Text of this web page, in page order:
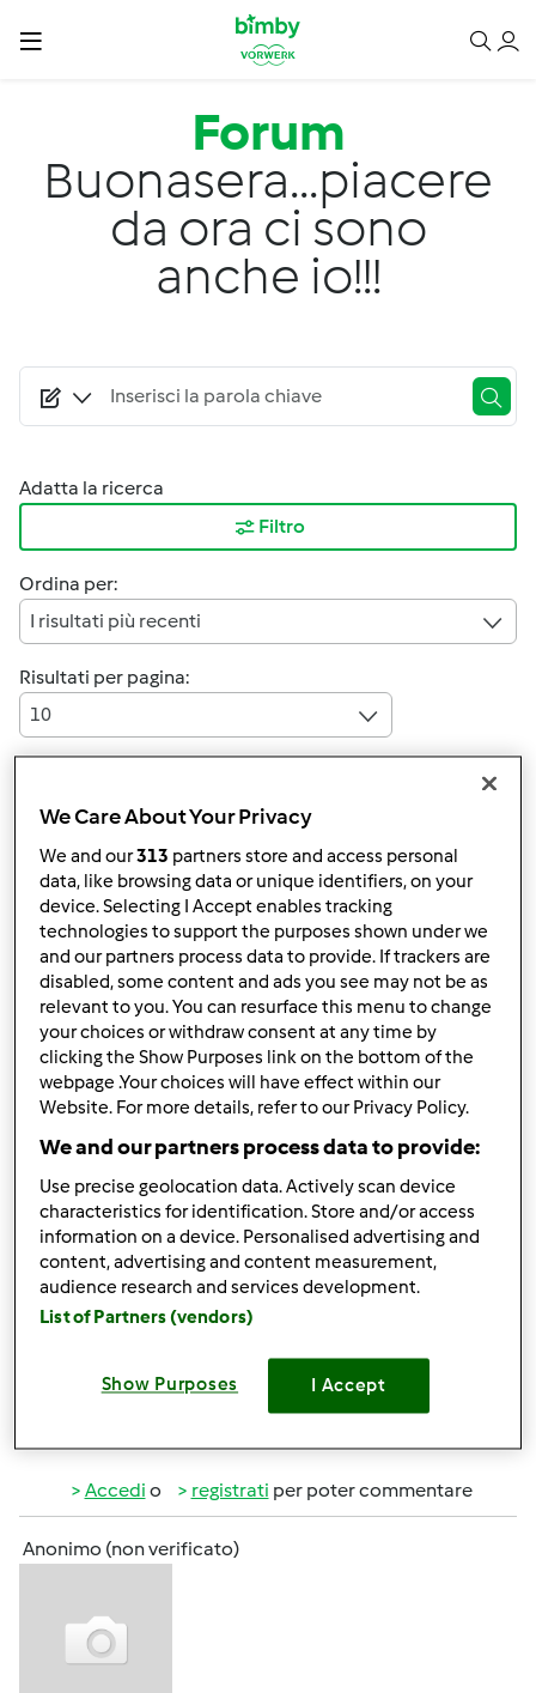
Salta al contenuto principale
Forum
Buonasera...piacere
da ora ci sono
anche io!!!
Adatta la ricerca
Filtro
Ordina per:
I risultati più recenti
Risultati per pagina:
10
Risposta rapida
Anonimo (non verificato)
Sab, 03/27/2010 - 22:01
Eccomi qui....anzi rieccomi perchè diversi anni fa
frequentavo questo sito....ma ora sembra proprio
davvero nuovo e completo...le strade del BImby sono
davvero finite e nel frattempo mi ha talmente coinvolto
da diventare presentatrice e sono sempre piu' entusiasta
che Bimby sia entrato nella mia vita.....un abbraccio e
piacere a tutte.....per qualsiasi info non esitate..sono a Vs.
disposizione!!!
Abito nell'entroterra Ligure, Valle Scrivia, prov. di Genova!!!
Accedi o registrati per poter commentare
Anonimo (non verificato)
We Care About Your Privacy
We and our313 partners store and access personal
data, like browsing data or unique identifiers, on your
device. Selecting I Accept enables tracking
technologies to support the purposes shown under we
and our partners process data to provide. If trackers are
disabled, some content and ads you see may not be as
relevant to you. You can resurface this menu to change
your choices or withdraw consent at any time by
clicking the Show Purposes link on the bottom of the
webpage .Your choices will have effect within our
Website. For more details, refer to our Privacy Policy.
We and our partners process data to provide:
Use precise geolocation data. Actively scan device
characteristics for identification. Store and/or access
information on a device. Personalised advertising and
content, advertising and content measurement,
audience research and services development.
List of Partners (vendors)
Show Purposes I Accept